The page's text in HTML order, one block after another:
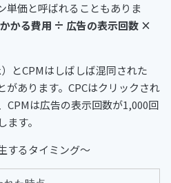
単価と呼ばれることもありま
かる費用 ÷ 広告の表示回数 ×
とCPMはしばしば混同された
があります。CPCはクリックされ
CPMは広告の表示回数が1,000回
す。
するタイミング〜